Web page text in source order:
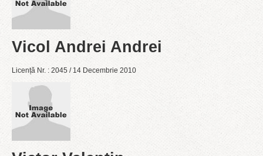
Vicol Andrei Andrei
Licență Nr. : 2045 / 14 Decembrie 2010